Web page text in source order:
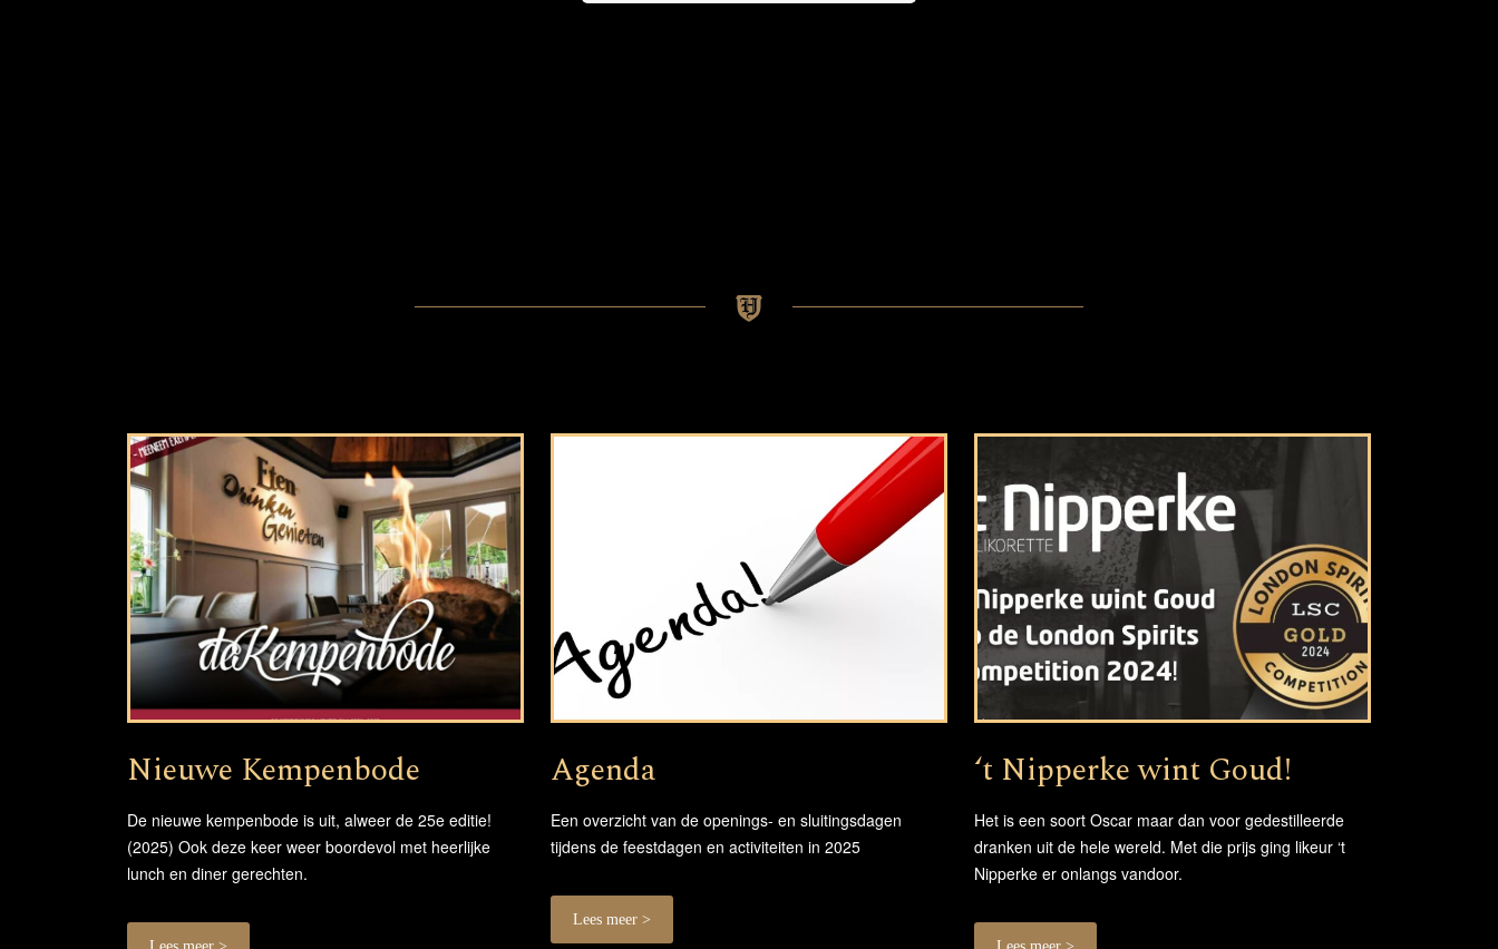
Nieuwe Kempenbode
De nieuwe kempenbode is uit, alweer de 25e editie!
(2025) Ook deze keer weer boordevol met heerlijke
lunch en diner gerechten.
Agenda
Een overzicht van de openings- en sluitingsdagen
tijdens de feestdagen en activiteiten in 2025
Lees meer >
‘t Nipperke wint Goud!
Het is een soort Oscar maar dan voor gedestilleerde
dranken uit de hele wereld. Met die prijs ging likeur ‘t
Nipperke er onlangs vandoor.